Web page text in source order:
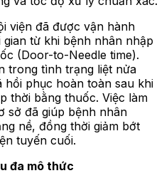
viện đã được vận hành
từ khi bệnh nhân nhập
(Door-to-Needle time).
trong tình trạng liệt nửa
phục hoàn toàn sau khi
thời bằng thuốc. Việc làm
sở đã giúp bệnh nhân
nề, đồng thời giảm bớt
tuyến cuối.
đa mô thức